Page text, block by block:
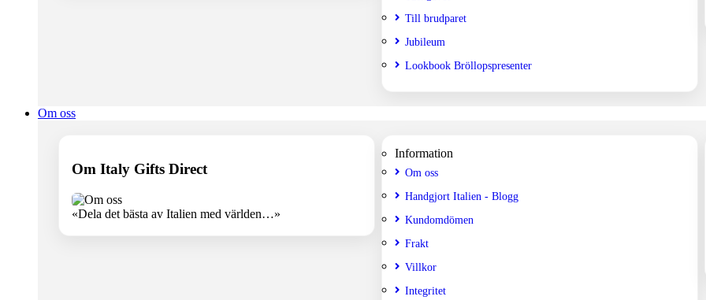
Till brudparet
Jubileum
Lookbook Bröllopspresenter
Om oss
Om Italy Gifts Direct
«Dela det bästa av Italien med världen…»
Information
Om oss
Handgjort Italien - Blogg
Kundomdömen
Frakt
Villkor
Integritet